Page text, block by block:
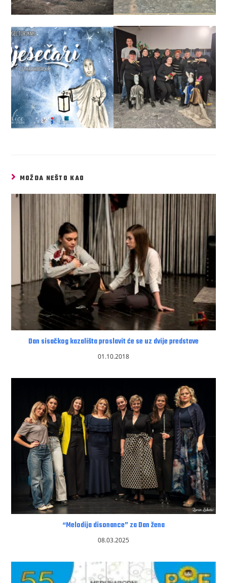
MOŽDA NEŠTO KAO
Dan sisačkog kazališta proslavit će se uz dvije predstave
01.10.2018
“Melodija disonance” za Dan žena
08.03.2025